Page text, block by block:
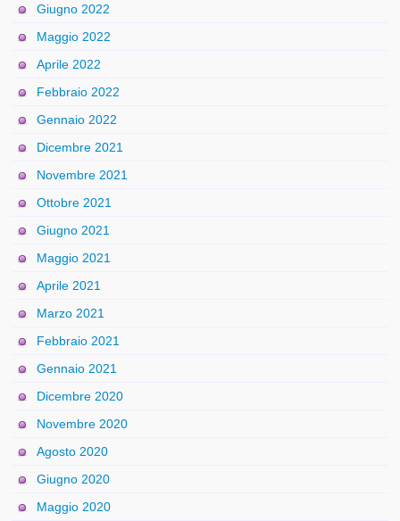
Giugno 2022
Maggio 2022
Aprile 2022
Febbraio 2022
Gennaio 2022
Dicembre 2021
Novembre 2021
Ottobre 2021
Giugno 2021
Maggio 2021
Aprile 2021
Marzo 2021
Febbraio 2021
Gennaio 2021
Dicembre 2020
Novembre 2020
Agosto 2020
Giugno 2020
Maggio 2020